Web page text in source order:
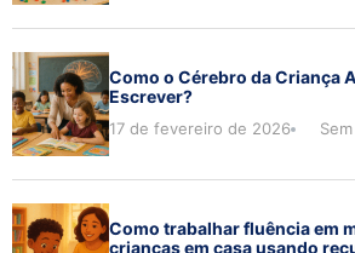
Como o Cérebro da Criança
Escrever?
17 de fevereiro de 2026
Como trabalhar fluência em
crianças em casa usando